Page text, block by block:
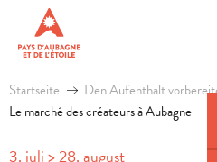
contenu
principal
Startseite Den Aufenthalt
Le marché des créateurs à Aubagne
3. juli > 28. august